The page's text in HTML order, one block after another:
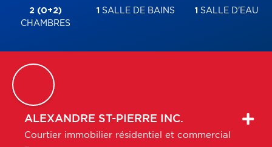
2 (0+2)
CHAMBRES
1 SALLE DE BAINS 1 SALLE D'EAU
ALEXANDRE ST-PIERRE INC.
Courtier immobilier résidentiel et commercial